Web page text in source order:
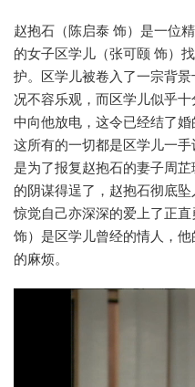
赵抱石（陈启泰 饰）是一位
的女子区学儿（张可颐 饰）
护。区学儿被卷入了一宗背
况不容乐观，而区学儿似乎
中向他放电，这令已经结了
这所有的一切都是区学儿一
是为了报复赵抱石的妻子周
的阴谋得逞了，赵抱石彻底
惊觉自己亦深深的爱上了正
饰）是区学儿曾经的情人，
的麻烦。